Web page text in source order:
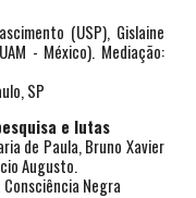
(USP), Gislaine
- México). Mediação:
SP
e lutas
de Paula, Bruno Xavier
Augusto.
Consciência Negra